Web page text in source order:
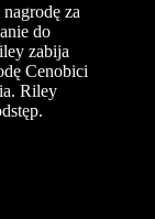
za
do
zabija
Cenobici
Riley